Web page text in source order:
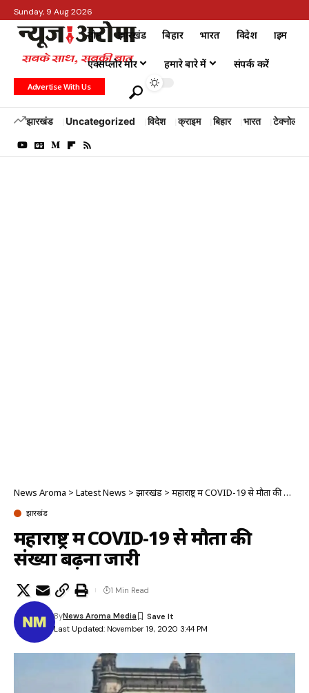
Sunday, 9 Aug 2026
होम झारखंड बिहार भारत विदेश क्राइम
एक्सप्लोर मोर हमारे बारे में संपर्क करें
Advertise With Us
झारखंड Uncategorized विदेश क्राइम बिहार भारत टेक्नोलॉजी
News Aroma > Latest News > झारखंड > महाराष्ट्र में COVID-19 से मौतों की संख्या बढ़ना जारी
झारखंड
महाराष्ट्र में COVID-19 से मौतों की
संख्या बढ़ना जारी
Last Updated: November 19, 2020 3:44 PM
ByNews Aroma Media
1 Min Read